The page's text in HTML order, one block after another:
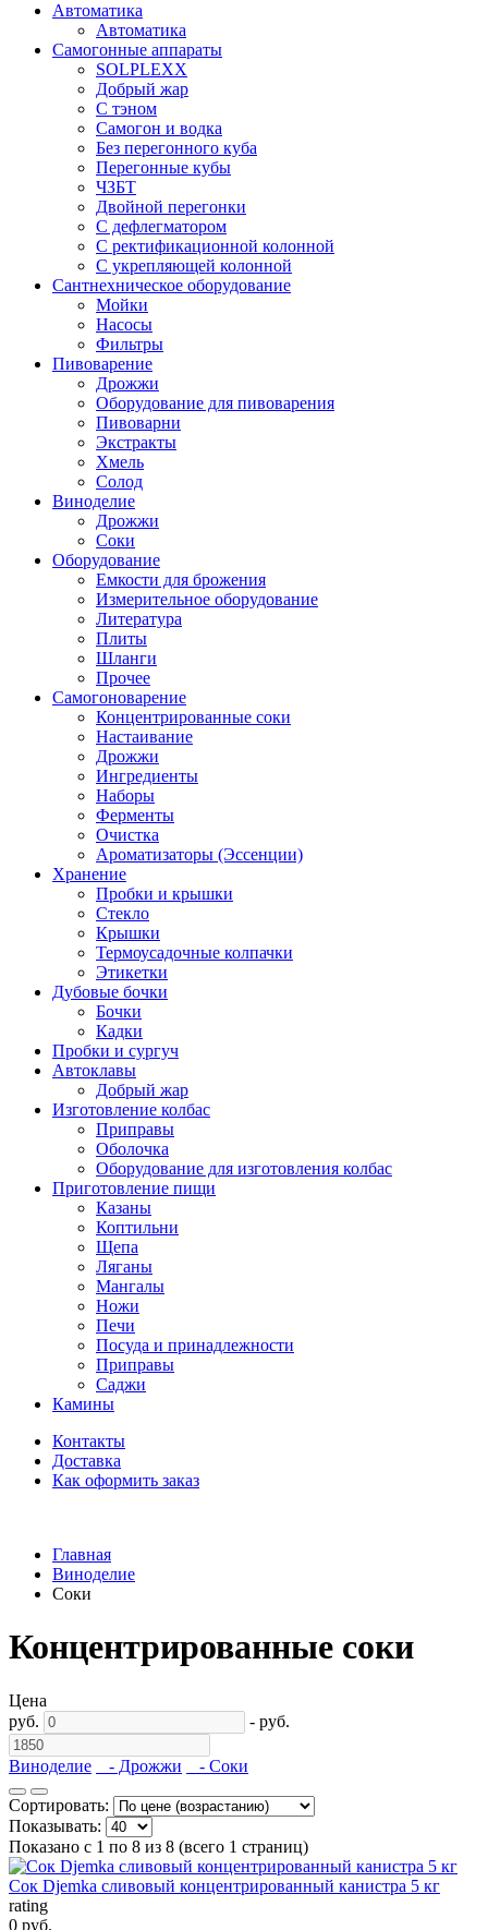
Автоматика
Автоматика
Самогонные аппараты
SOLPLEXX
Добрый жар
С тэном
Самогон и водка
Без перегонного куба
Перегонные кубы
ЧЗБТ
Двойной перегонки
С дефлегматором
С ректификационной колонной
С укрепляющей колонной
Сантнехническое оборудование
Мойки
Насосы
Фильтры
Пивоварение
Дрожжи
Оборудование для пивоварения
Пивоварни
Экстракты
Хмель
Солод
Виноделие
Дрожжи
Соки
Оборудование
Емкости для брожения
Измерительное оборудование
Литература
Плиты
Шланги
Прочее
Самогоноварение
Концентрированные соки
Настаивание
Дрожжи
Ингредиенты
Наборы
Ферменты
Очистка
Ароматизаторы (Эссенции)
Хранение
Пробки и крышки
Стекло
Крышки
Термоусадочные колпачки
Этикетки
Дубовые бочки
Бочки
Кадки
Пробки и сургуч
Автоклавы
Добрый жар
Изготовление колбас
Приправы
Оболочка
Оборудование для изготовления колбас
Приготовление пищи
Казаны
Коптильни
Щепа
Ляганы
Мангалы
Ножи
Печи
Посуда и принадлежности
Приправы
Саджи
Камины
Контакты
Доставка
Как оформить заказ
Главная
Виноделие
Соки
Концентрированные соки
Цена
руб.
- руб.
Виноделие - Дрожжи - Соки
Сортировать:
Показывать:
Показано с 1 по 8 из 8 (всего 1 страниц)
Сок Djemka сливовый концентрированный канистра 5 кг
rating
0 руб.